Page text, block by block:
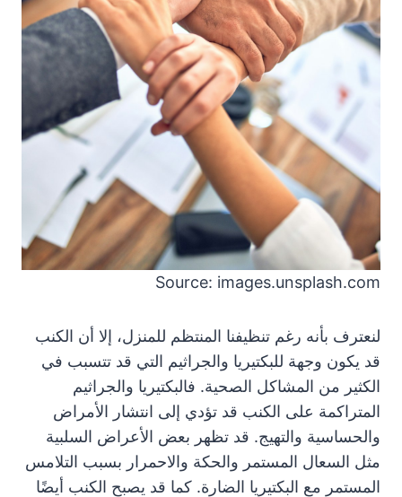
Source: images.unsplash.com
لنعترف بأنه رغم تنظيفنا المنتظم للمنزل، إلا أن الكنب
قد يكون وجهة للبكتيريا والجراثيم التي قد تتسبب في
الكثير من المشاكل الصحية. فالبكتيريا والجراثيم
المتراكمة على الكنب قد تؤدي إلى انتشار الأمراض
والحساسية والتهيج. قد تظهر بعض الأعراض السلبية
مثل السعال المستمر والحكة والاحمرار بسبب التلامس
المستمر مع البكتيريا الضارة. كما قد يصبح الكنب أيضًا